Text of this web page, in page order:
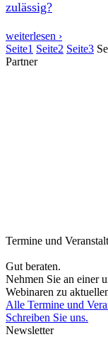
zulässig?
weiterlesen ›
Seite1 Seite2 Seite3
Partner
Termine und
Gut beraten.
Nehmen Sie an einer
Webinaren zu
Alle Termine und
Schreiben Sie uns.
Newsletter